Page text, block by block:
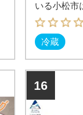
いる小松市
特産地です
冷蔵
16